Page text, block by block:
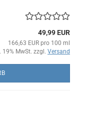
49,99 EUR
166,63 EUR pro 100 ml
19% MwSt. zzgl. Versand